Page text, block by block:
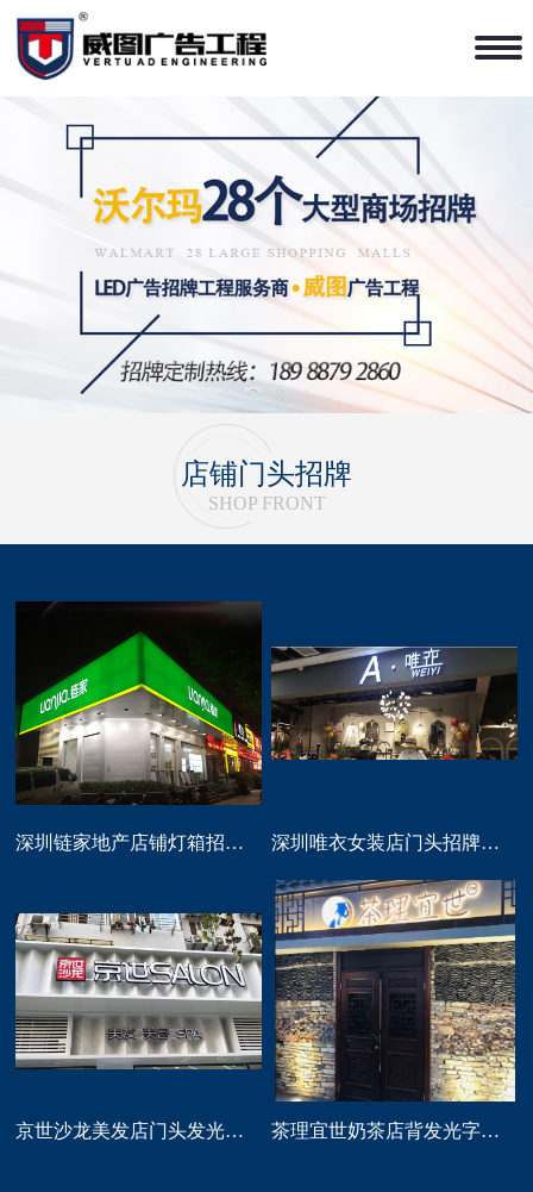
2 4
店铺门头招牌
SHOP FRONT
深圳链家地产店铺灯箱招牌定做 深圳唯衣女装店门头招牌设计制作
京世沙龙美发店门头发光字招牌定做 茶理宜世奶茶店背发光字门头招牌制作安装